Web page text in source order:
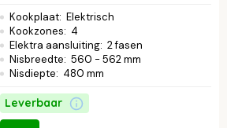
Kookplaat: Elektrisch
Kookzones: 4
Elektra aansluiting: 2 fasen
Nisbreedte: 560 - 562 mm
Nisdiepte: 480 mm
Leverbaar